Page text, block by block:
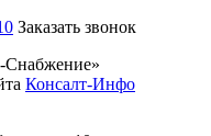
Заказать звонок
Консалт-Инфо